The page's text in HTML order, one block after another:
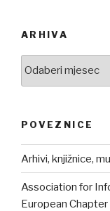
ARHIVA
POVEZNICE
Arhivi, knjižnice,
Association for
European Chapter